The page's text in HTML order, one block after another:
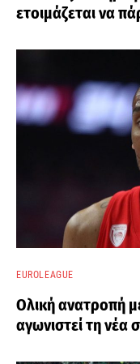
ετοιμάζεται να
EUROLEAGUE
Ολική ανατροπή
αγωνιστεί τη νέα